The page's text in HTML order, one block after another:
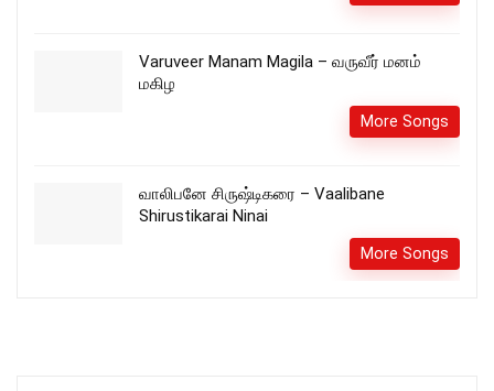
Varuveer Manam Magila – வருவீர் மனம்
மகிழ
More Songs
வாலிபனே சிருஷ்டிகரை – Vaalibane
Shirustikarai Ninai
More Songs